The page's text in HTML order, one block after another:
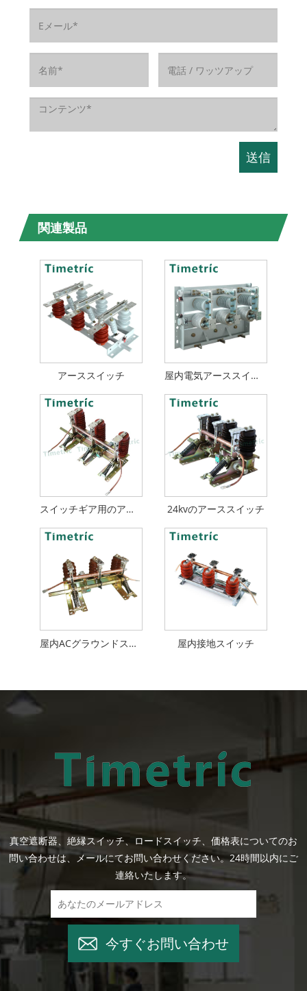
関連製品
アーススイッチ 屋内電気アーススイッチ
スイッチギア用のアーススイッチ 24kvのアーススイッチ
屋内ACグラウンドスイッチ 屋内接地スイッチ
真空遮断器、絶縁スイッチ、ロードスイッチ、価格表についてのお
問い合わせは、メールにてお問い合わせください。24時間以内にご
連絡いたします。
今すぐお問い合わせ